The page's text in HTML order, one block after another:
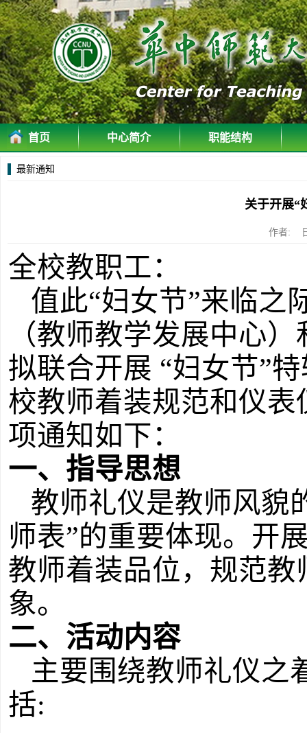
首页 中心简介 职能结构
最新通知
关于开展“
作者:
全校教职工：
值此“妇女节”来临之
（教师教学发展中心
拟联合开展 “妇女节”
校教师着装规范和仪
项通知如下：
一、指导思想
教师礼仪是教师风貌
师表”的重要体现。开
教师着装品位，规范
象。
二、活动内容
主要围绕教师礼仪之
括: